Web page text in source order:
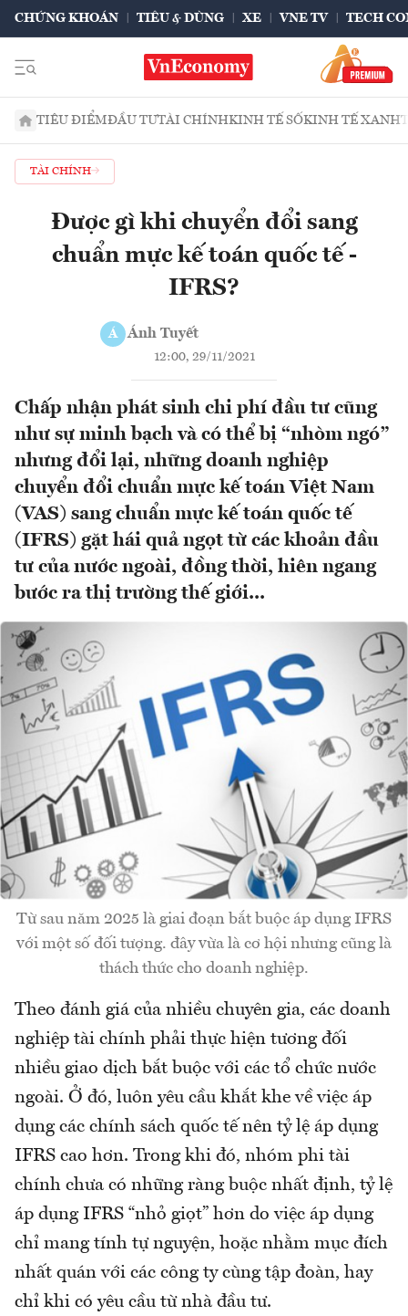
CHỨNG KHOÁN TIÊU & DÙNG XE VNE TV TECH
TIÊU ĐIỂMĐẦU TƯTÀI CHÍNHKINH TẾ SỐKINH TẾ XANH
TÀI CHÍNH
Được gì khi chuyển đổi sang
chuẩn mực kế toán quốc tế -
IFRS?
Á Ánh Tuyết
12:00, 29/11/2021
Chấp nhận phát sinh chi phí đầu tư cũng
như sự minh bạch và có thể bị “nhòm ngó”
nhưng đổi lại, những doanh nghiệp
chuyển đổi chuẩn mực kế toán Việt Nam
(VAS) sang chuẩn mực kế toán quốc tế
(IFRS) gặt hái quả ngọt từ các khoản đầu
tư của nước ngoài, đồng thời, hiên ngang
bước ra thị trường thế giới...
Từ sau năm 2025 là giai đoạn bắt buộc áp dụng IFRS
với một số đối tượng. đây vừa là cơ hội nhưng cũng là
thách thức cho doanh nghiệp.
Theo đánh giá của nhiều chuyên gia, các doanh
nghiệp tài chính phải thực hiện tương đối
nhiều giao dịch bắt buộc với các tổ chức nước
ngoài. Ở đó, luôn yêu cầu khắt khe về việc áp
dụng các chính sách quốc tế nên tỷ lệ áp dụng
IFRS cao hơn. Trong khi đó, nhóm phi tài
chính chưa có những ràng buộc nhất định, tỷ lệ
áp dụng IFRS “nhỏ giọt” hơn do việc áp dụng
chỉ mang tính tự nguyện, hoặc nhằm mục đích
nhất quán với các công ty cùng tập đoàn, hay
chỉ khi có yêu cầu từ nhà đầu tư.